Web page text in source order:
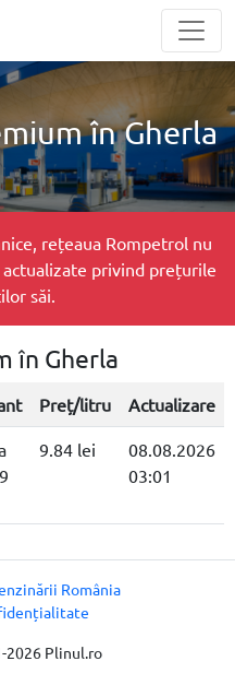
în Gherla
rețeaua Rompetrol nu
privind prețurile
săi.
în Gherla
Preț/litru Actualizare
9.84 lei
08.08.2026
03:01
2026 Plinul.ro
România